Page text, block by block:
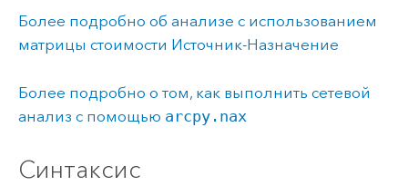
Более подробно об анализе с использованием
матрицы стоимости Источник-Назначение
Более подробно о том, как выполнить сетевой
анализ с помощью arcpy.nax
Синтаксис